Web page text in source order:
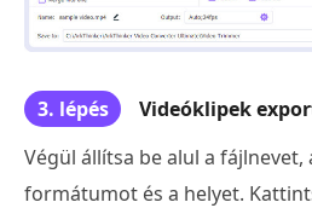
3. lépés
Videóklipek
Végül állítsa be alul a fájlnevet,
formátumot és a helyet.